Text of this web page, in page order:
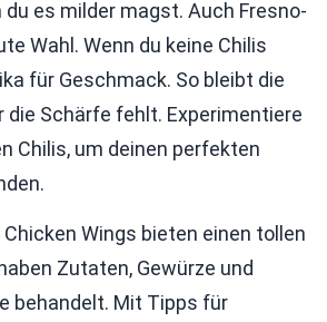
du es milder magst. Auch Fresno-
Wahl. Wenn du keine Chilis
für Geschmack. So bleibt die
die Schärfe fehlt. Experimentiere
Chilis, um deinen perfekten
Wings bieten einen tollen
Zutaten, Gewürze und
behandelt. Mit Tipps für